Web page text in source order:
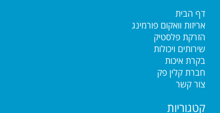
דף הבית
אריזות וואקום פורמינג
הזרקת פלסטיק
שירותים ויכולות
בקרת איכות
חברת קלין פק
צור קשר
קטגוריות